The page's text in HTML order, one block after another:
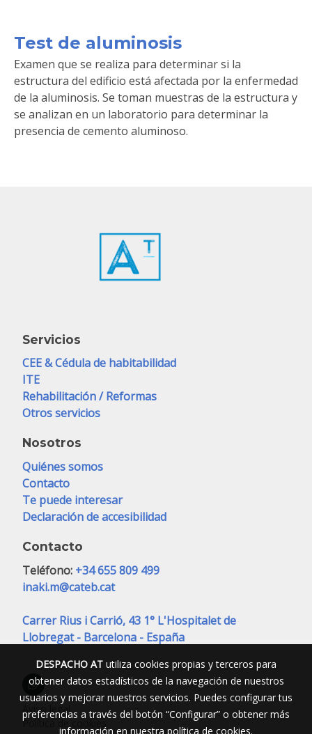
Test de aluminosis
Examen que se realiza para determinar si la
estructura del edificio está afectada por la enfermedad
de la aluminosis. Se toman muestras de la estructura y
se analizan en un laboratorio para determinar la
presencia de cemento aluminoso.
Servicios
CEE & Cédula de habitabilidad
ITE
Rehabilitación / Reformas
Otros servicios
Nosotros
Quiénes somos
Contacto
Te puede interesar
Declaración de accesibilidad
Contacto
Teléfono: +34 655 809 499
inaki.m@cateb.cat
Carrer Rius i Carrió, 43 1° L'Hospitalet de
Llobregat - Barcelona - España
Aviso legal
Política de cookies
DESPACHO AT utiliza cookies propias y terceros para
obtener datos estadísticos de la navegación de nuestros
usuarios y mejorar nuestros servicios. Puedes configurar tus
preferencias a través del botón “Configurar” o obtener más
información en nuestra política de cookies.